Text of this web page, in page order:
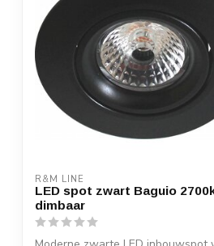
Zwenkbereik
Energielabel armatuur
Garantie
R&M LINE
LED spot zwart Baguio
dimbaar